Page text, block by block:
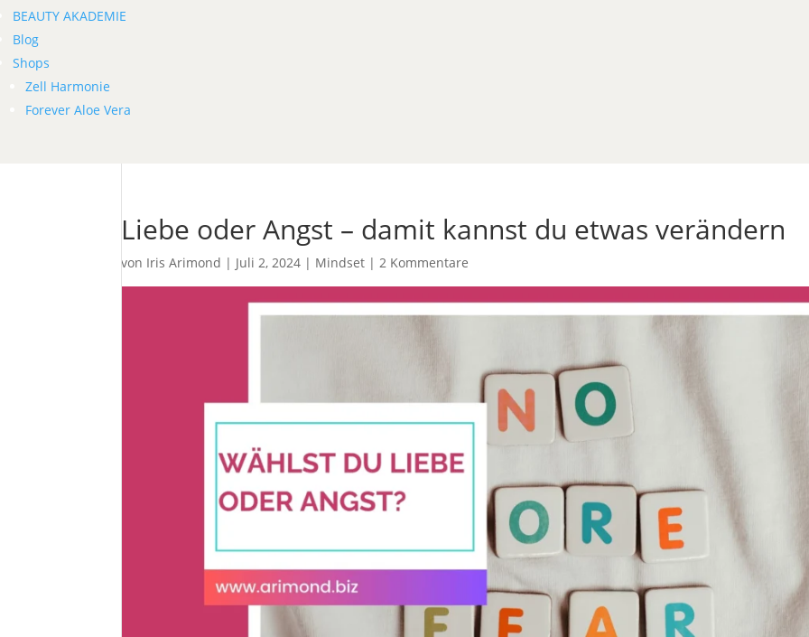
BEAUTY AKADEMIE
Blog
Shops
Zell Harmonie
Forever Aloe Vera
Liebe oder Angst – damit kannst du etwas verändern
von Iris Arimond | Juli 2, 2024 | Mindset |2 Kommentare